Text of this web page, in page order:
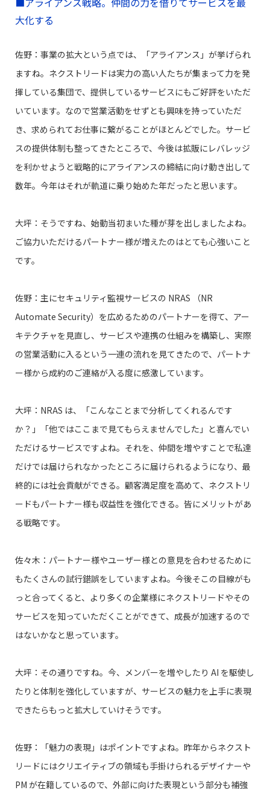
大化する
佐野：事業の拡大という点では、「アライアンス」が挙げられ
ますね。ネクストリードは実力の高い人たちが集まって力を発
揮している集団で、提供しているサービスにもご好評をいただ
いています。なので営業活動をせずとも興味を持っていただ
き、求められてお仕事に繋がることがほとんどでした。サービ
スの提供体制も整ってきたところで、今後は拡販にレバレッジ
を利かせようと戦略的にアライアンスの締結に向け動き出して
数年。今年はそれが軌道に乗り始めた年だったと思います。
大坪：そうですね、始動当初まいた種が芽を出しましたよね。
ご協力いただけるパートナー様が増えたのはとても心強いこと
です。
佐野：主にセキュリティ監視サービスの NRAS （NR
Automate Security）を広めるためのパートナーを得て、アー
キテクチャを見直し、サービスや連携の仕組みを構築し、実際
の営業活動に入るという一連の流れを見てきたので、パートナ
ー様から成約のご連絡が入る度に感激しています。
大坪：NRAS は、「こんなことまで分析してくれるんです
か？」「他ではここまで見てもらえませんでした」と喜んでい
ただけるサービスですよね。それを、仲間を増やすことで私達
だけでは届けられなかったところに届けられるようになり、最
終的には社会貢献ができる。顧客満足度を高めて、ネクストリ
ードもパートナー様も収益性を強化できる。皆にメリットがあ
る戦略です。
佐々木：パートナー様やユーザー様との意見を合わせるために
もたくさんの試行錯誤をしていますよね。今後そこの目線がも
っと合ってくると、より多くの企業様にネクストリードやその
サービスを知っていただくことができて、成長が加速するので
はないかなと思っています。
大坪：その通りですね。今、メンバーを増やしたり AI を駆使し
たりと体制を強化していますが、サービスの魅力を上手に表現
できたらもっと拡大していけそうです。
佐野：「魅力の表現」はポイントですよね。昨年からネクスト
リードにはクリエイティブの領域も手掛けられるデザイナーや
PM が在籍しているので、外部に向けた表現という部分も補強